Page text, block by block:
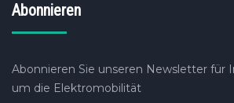
Abonnieren
Abonnieren Sie unseren Newsletter für
um die Elektromobilität